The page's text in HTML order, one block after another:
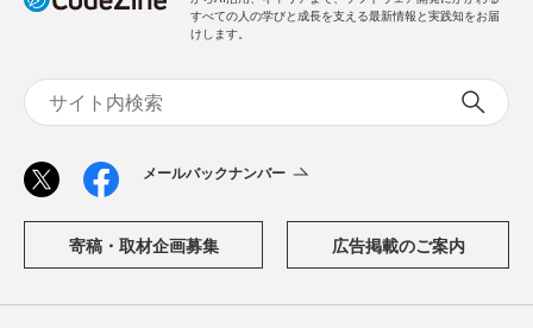
すべての人の学びと成長を支える最新情報と実践知をお届
けします。
メールバックナンバー
寄稿・取材企画募集 広告掲載のご案内